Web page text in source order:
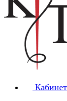
Кабинет